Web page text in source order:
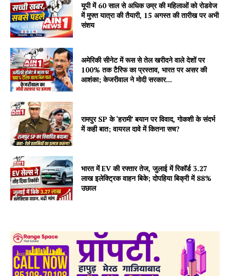
यूपी में 60 साल से अधिक उम्र की महिलाओं को रोडवेज
में मुफ्त यात्रा की तैयारी, 15 अगस्त की तारीख पर अभी
संशय
अमेरिकी सीनेट में रूस से तेल खरीदने वाले देशों पर
100% तक टैरिफ का प्रस्ताव, भारत पर असर की
आशंका; केजरीवाल ने मोदी सरकार...
रामपुर SP के ‘हरामी’ बयान पर विवाद, गोकशी के संदर्भ
में कही बात; वायरल दावे में कितना सच?
भारत में EV की रफ्तार तेज, जुलाई में रिकॉर्ड 3.27
लाख इलेक्ट्रिक वाहन बिके; दोपहिया बिक्री में 88%
उछाल